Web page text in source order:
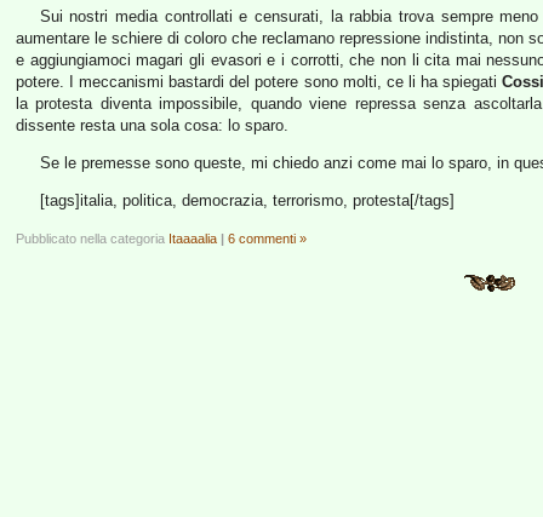
Sui nostri media controllati e censurati, la rabbia trova sempre
aumentare le schiere di coloro che reclamano repressione indistinta, non
e aggiungiamoci magari gli evasori e i corrotti, che non li cita mai
potere. I meccanismi bastardi del potere sono molti, ce li ha spiegati
la protesta diventa impossibile, quando viene repressa senza
dissente resta una sola cosa: lo sparo.
Se le premesse sono queste, mi chiedo anzi come mai lo sparo, in
[tags]italia, politica, democrazia, terrorismo, protesta[/tags]
Pubblicato nella categoria Itaaaalia | 6 commenti »